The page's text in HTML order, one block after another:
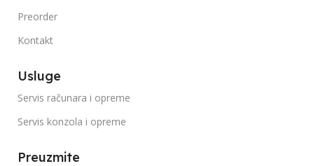
Preorder
Kontakt
Usluge
Servis računara i opreme
Servis konzola i opreme
Preuzmite